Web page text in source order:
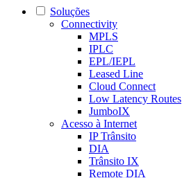
Soluções
Connectivity
MPLS
IPLC
EPL/IEPL
Leased Line
Cloud Connect
Low Latency Routes
JumboIX
Acesso à Internet
IP Trânsito
DIA
Trânsito IX
Remote DIA